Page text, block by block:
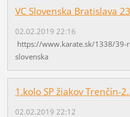
VC Slovenska Bratislava
02.02.2019 22:16
https://www.karate.sk/1338/39-
slovenska
1.kolo SP žiakov Trenčín-
02.02.2019 22:12